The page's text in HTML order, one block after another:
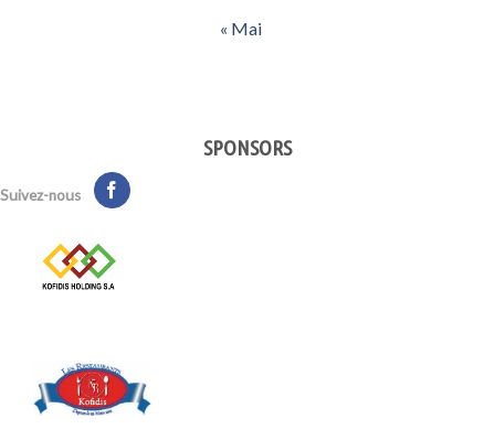
« Mai
SPONSORS
Suivez-nous